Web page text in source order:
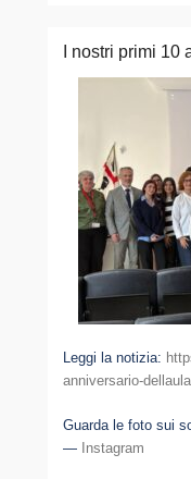
I nostri primi 10
Leggi la notizia:
anniversario-
Guarda le foto sui
— Instagram